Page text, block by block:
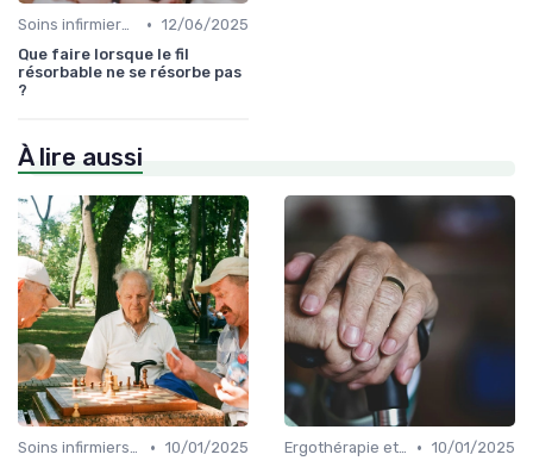
Soins infirmiers à domicile • 12/06/2025
Que faire lorsque le fil
résorbable ne se résorbe pas
?
À lire aussi
Soins infirmiers à domicile • 10/01/2025
Ergothérapie et rééducation • 10/01/2025